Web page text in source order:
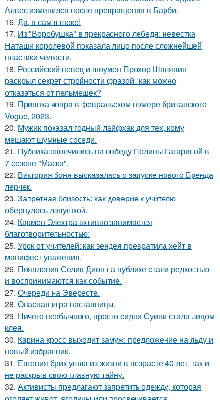
Алвес изменился после превращения в Барби.
16. Да, я сам в шоке!
17. Из "Воробушка" в прекрасного лебедя: невестка
Наташи королевой показала лицо после сложнейшей
пластики челюсти.
18. Российский певец и шоумен Прохор Шаляпин
раскрыл секрет стройности фразой "как можно
отказаться от пельмешек?
19. Приянка чопра в февральском номере британского
Vogue, 2023.
20. Мужик показал годный лайфхак для тех, кому
мешают шумные соседи.
21. Публика ополчились на победу Полины Гагариной в
7 сезоне "Маска".
22. Виктория боня высказалась о запуске нового Бренда
лерчек.
23. Запретная близость: как доверие к учителю
обернулось ловушкой.
24. Кармен Электра активно занимается
благотворительностью:
25. Урок от учителей: как зендея превратила хейт в
манифест уважения.
26. Появления Селин Дион на публике стали редкостью
и воспринимаются как событие.
27. Очереди на Эвересте.
28. Опасная игра наставницы.
29. Ничего необычного, просто сидни Суини стала лицом
клея.
30. Карина кросс выходит замуж: предложение на льду и
новый избранник.
31. Евгения брик ушла из жизни в возрасте 40 лет, так и
не раскрыв свою главную тайну.
32. Активисты предлагают запретить одежду, которая